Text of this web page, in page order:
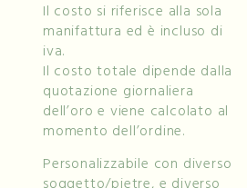
Il costo si riferisce alla sola
manifattura ed è incluso di
iva.
Il costo totale dipende dalla
quotazione giornaliera
dell’oro e viene calcolato al
momento dell’ordine.
Personalizzabile con diverso
soggetto/pietre, e diverso